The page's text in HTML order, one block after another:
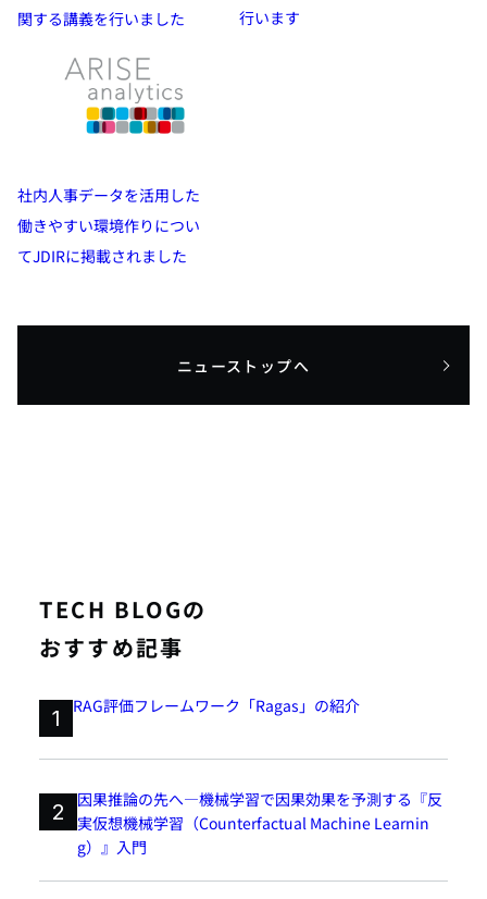
関する講義を行いました
行います
社内人事データを活用した
働きやすい環境作りについ
てJDIRに掲載されました
ニューストップへ
TECH BLOGの
おすすめ記事
1 RAG評価フレームワーク「Ragas」の紹介
2
因果推論の先へ―機械学習で因果効果を予測する『反
実仮想機械学習（Counterfactual Machine Learnin
g）』入門